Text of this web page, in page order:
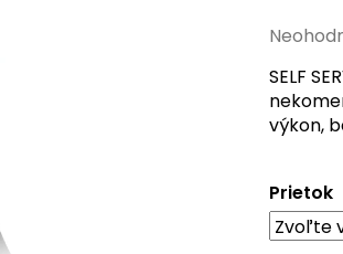
Prietok
SELF
výkon,
je
0,0
5